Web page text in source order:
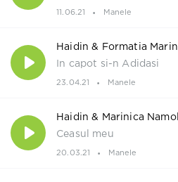
11.06.21 Manele
Haidin & Formatia
In capot si-n Adidasi
23.04.21 Manele
Haidin & Marinica Namol
Ceasul meu
20.03.21 Manele